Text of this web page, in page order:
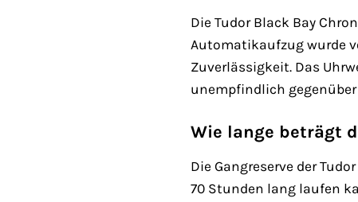
Die Tudor Black Bay
Automatikaufzug wurde
Zuverlässigkeit. Das
unempfindlich
Wie lange beträgt
Die Gangreserve der
70 Stunden lang laufen